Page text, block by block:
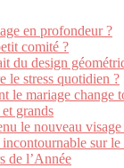
en profondeur ?
comité ?
du design
le stress quotidien ?
le mariage change
grands
le nouveau
sur
de l’Année